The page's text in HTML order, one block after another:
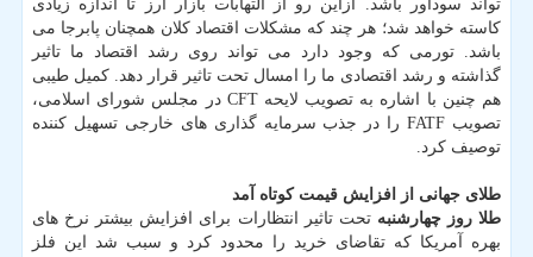
تواند سودآور باشد. ازاین رو از التهابات بازار ارز تا اندازه زیادی
كاسته خواهد شد؛ هر چند كه مشكلات اقتصاد كلان همچنان پابرجا می
باشد. تورمی كه وجود دارد می تواند روی رشد اقتصاد ما تاثیر
گذاشته و رشد اقتصادی ما را امسال تحت تاثیر قرار دهد. كمیل طیبی
هم چنین با اشاره به تصویب لایحه CFT در مجلس شورای اسلامی،
تصویب FATF را در جذب سرمایه گذاری های خارجی تسهیل كننده
توصیف كرد.
طلای جهانی از افزایش قیمت كوتاه آمد
طلا روز چهارشنبه تحت تاثیر انتظارات برای افزایش بیشتر نرخ های
بهره آمریكا كه تقاضای خرید را محدود كرد و سبب شد این فلز